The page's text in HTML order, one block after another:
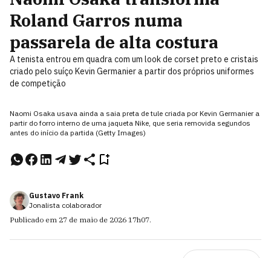
Roland Garros numa
passarela de alta costura
A tenista entrou em quadra com um look de corset preto e cristais
criado pelo suíço Kevin Germanier a partir dos próprios uniformes
de competição
Naomi Osaka usava ainda a saia preta de tule criada por Kevin Germanier a
partir do forro interno de uma jaqueta Nike, que seria removida segundos
antes do início da partida (Getty Images)
Gustavo Frank
Jonalista colaborador
Publicado em 27 de maio de 2026 17h07.